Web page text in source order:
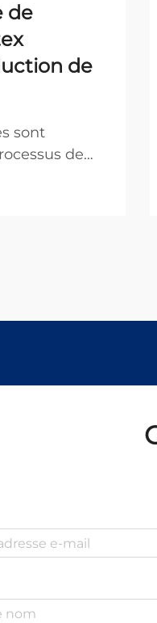
de
de
sont
de
à travers les